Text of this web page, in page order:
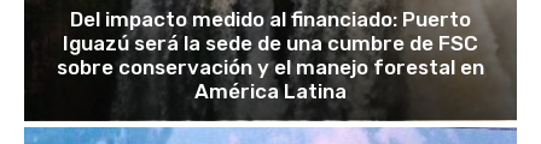
Del impacto medido al financiado: Puerto
Iguazú será la sede de una cumbre de FSC
sobre conservación y el manejo forestal en
América Latina